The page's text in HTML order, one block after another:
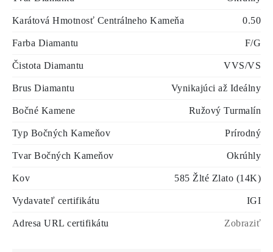
Karátová Hmotnosť Centrálneho Kameňa 0.50
Farba Diamantu F/G
Čistota Diamantu VVS/VS
Brus Diamantu Vynikajúci až Ideálny
Bočné Kamene Ružový Turmalín
Typ Bočných Kameňov Prírodný
Tvar Bočných Kameňov Okrúhly
Kov 585 Žlté Zlato (14K)
Vydavateľ certifikátu IGI
Adresa URL certifikátu Zobraziť